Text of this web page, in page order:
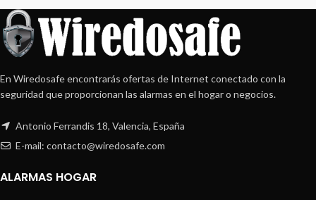
En Wiredosafe encontrarás ofertas de Internet conectado con la
seguridad que proporcionan las alarmas en el hogar o negocios.
Antonio Ferrandis 18, Valencia, España
E-mail: contacto@wiredosafe.com
ALARMAS HOGAR